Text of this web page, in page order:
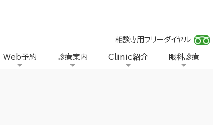
相談専用フリーダイヤル
Web予約 診療案内 Clinic紹介 眼科診療